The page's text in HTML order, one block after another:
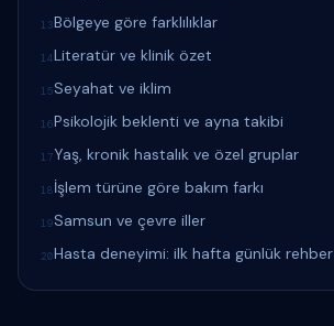
13Bölgeye göre farklılıklar
14Literatür ve klinik özet
15Seyahat ve iklim
16Psikolojik beklenti ve ayna takibi
17Yaş, kronik hastalık ve özel gruplar
18İşlem türüne göre bakım farkı
19Samsun ve çevre iller
20Hasta deneyimi: ilk hafta günlük rehber